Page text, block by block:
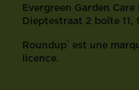
Evergreen Garden
Dieptestraat 2 boîte 11,
Roundup® est une
licence.